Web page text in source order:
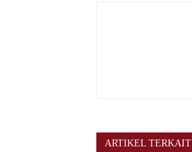
ARTIKEL TERKAIT